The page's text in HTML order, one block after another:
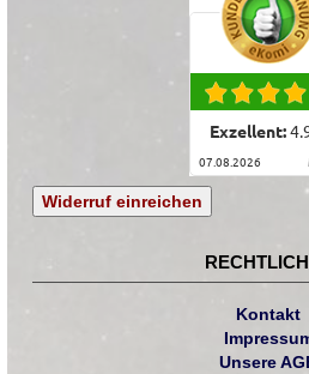
Exzellent:
07.08.2026
Widerruf einreichen
Kontakt
Unsere